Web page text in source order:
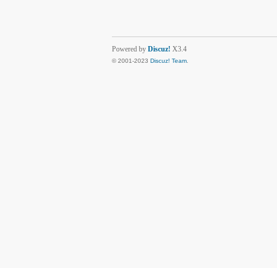
Powered by Discuz! X3.4
© 2001-2023 Discuz! Team